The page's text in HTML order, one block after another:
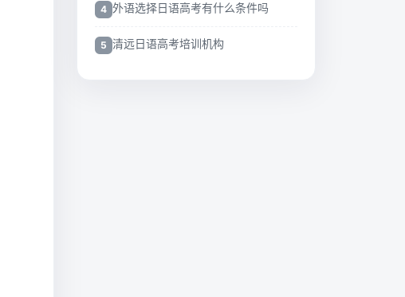
外语选择日语高考有什么条件吗
清远日语高考培训机构